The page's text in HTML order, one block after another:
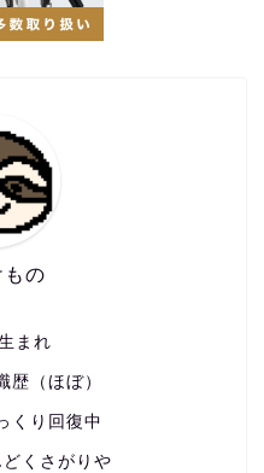
もの
まれ
歴（ほぼ）
くり回復中
くさがりや